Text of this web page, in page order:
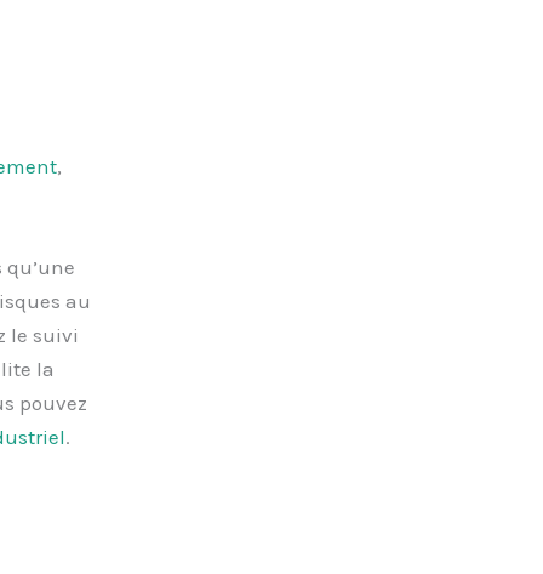
,
au
le suivi
la
pouvez
.